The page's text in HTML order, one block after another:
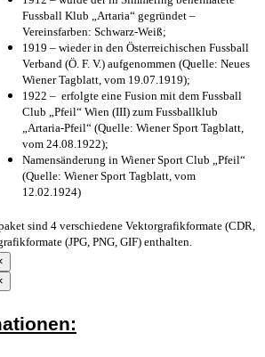
Fussball Klub „Artaria“ gegründet –
Vereinsfarben: Schwarz-Weiß;
1919 – wieder in den Österreichischen Fussball
Verband (Ö. F. V.) aufgenommen (Quelle: Neues
Wiener Tagblatt, vom 19.07.1919);
1922 – erfolgte eine Fusion mit dem Fussball
Club „Pfeil“ Wien (III) zum Fussballklub
„Artaria-Pfeil“ (Quelle: Wiener Sport Tagblatt,
vom 24.08.1922);
Namensänderung in Wiener Sport Club „Pfeil“
(Quelle: Wiener Sport Tagblatt, vom
12.02.1924)
sind 4 verschiedene Vektorgrafikformate (CDR,
(JPG, PNG, GIF) enthalten.